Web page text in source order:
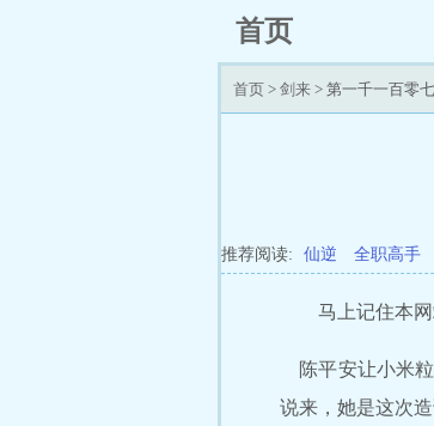
首页
首页 > 剑来 > 第一千一百零
推荐阅读: 仙逆 全职高手
马上记住本
陈平安让小米粒
说来，她是这次